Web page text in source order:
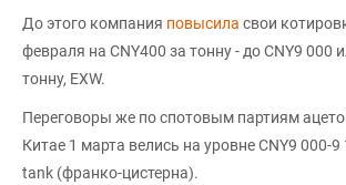
До этого компания повысила свои
февраля на CNY400 за тонну - до CNY9 000
тонну, EXW.
Переговоры же по спотовым партиям
Китае 1 марта велись на уровне CNY9 000-9
tank (франко-цистерна).